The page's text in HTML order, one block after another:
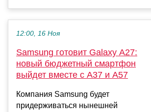
12:00, 16 Ноя
Samsung готовит Galaxy A27:
новый бюджетный смартфон
выйдет вместе с A37 и A57
Компания Samsung будет
придерживаться нынешней